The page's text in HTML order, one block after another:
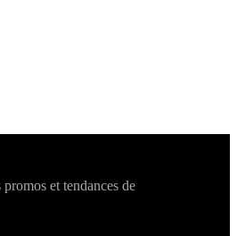
et tendances de